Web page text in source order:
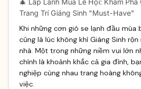
🎄 Lấp Lánh Mùa Lễ Hội: Khám Phá
Trang Trí Giáng Sinh "Must-Have"
Khi những cơn gió se lạnh đầu mùa
cũng là lúc không khí Giáng Sinh
nhà. Một trong những niềm vui lớn
chính là khoảnh khắc cả gia đình,
nghiệp cùng nhau trang hoàng
việc.